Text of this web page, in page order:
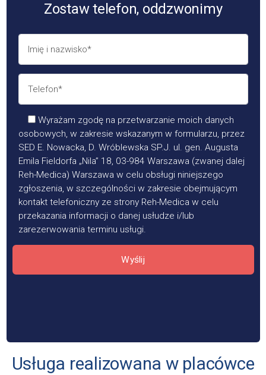
Zostaw telefon, oddzwonimy
Wyrażam zgodę na przetwarzanie moich danych
osobowych, w zakresie wskazanym w formularzu, przez
SED E. Nowacka, D. Wróblewska SP.J. ul. gen. Augusta
Emila Fieldorfa „Nila” 18, 03-984 Warszawa (zwanej dalej
Reh-Medica) Warszawa w celu obsługi niniejszego
zgłoszenia, w szczególności w zakresie obejmującym
kontakt telefoniczny ze strony Reh-Medica w celu
przekazania informacji o danej usłudze i/lub
zarezerwowania terminu usługi.
Wyślij
Usługa realizowana w placówce